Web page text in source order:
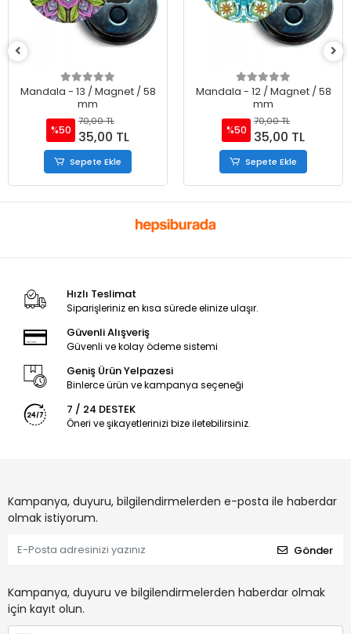
Mandala - 13 / Magnet / 58
mm
%50
70,00 TL
35,00 TL
Sepete Ekle
Mandala - 12 / Magnet / 58
mm
%50
70,00 TL
35,00 TL
Sepete Ekle
Hızlı Teslimat
Siparişleriniz en kısa sürede elinize ulaşır.
Güvenli Alışveriş
Güvenli ve kolay ödeme sistemi
Geniş Ürün Yelpazesi
Binlerce ürün ve kampanya seçeneği
7 / 24 DESTEK
Öneri ve şikayetlerinizi bize iletebilirsiniz.
Kampanya, duyuru, bilgilendirmelerden e-posta ile haberdar
olmak istiyorum.
Gönder
Kampanya, duyuru ve bilgilendirmelerden haberdar olmak
için kayıt olun.